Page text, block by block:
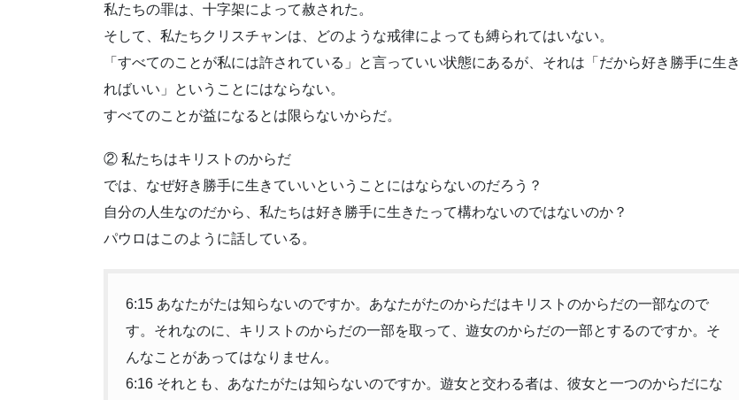
私たちの罪は、十字架によって赦された。
そして、私たちクリスチャンは、どのような戒律によっても縛られてはいない。
「すべてのことが私には許されている」と言っていい状態にあるが、それは「だから好き勝手に生き
ればいい」ということにはならない。
すべてのことが益になるとは限らないからだ。
② 私たちはキリストのからだ
では、なぜ好き勝手に生きていいということにはならないのだろう？
自分の人生なのだから、私たちは好き勝手に生きたって構わないのではないのか？
パウロはこのように話している。
6:15 あなたがたは知らないのですか。あなたがたのからだはキリストのからだの一部なので
す。それなのに、キリストのからだの一部を取って、遊女のからだの一部とするのですか。そ
んなことがあってはなりません。
6:16 それとも、あなたがたは知らないのですか。遊女と交わる者は、彼女と一つのからだにな